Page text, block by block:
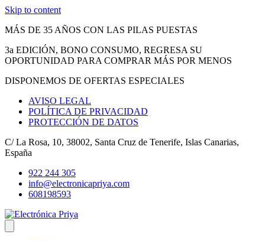
Skip to content
MÁS DE 35 AÑOS CON LAS PILAS PUESTAS
3a EDICIÓN, BONO CONSUMO, REGRESA SU
OPORTUNIDAD PARA COMPRAR MÁS POR MENOS
DISPONEMOS DE OFERTAS ESPECIALES
AVISO LEGAL
POLÍTICA DE PRIVACIDAD
PROTECCIÓN DE DATOS
C/ La Rosa, 10, 38002, Santa Cruz de Tenerife, Islas Canarias,
España
922 244 305
info@electronicapriya.com
608198593